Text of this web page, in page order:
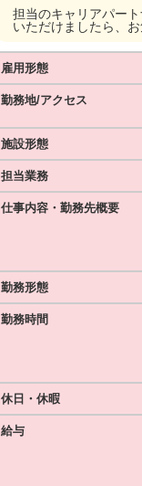
担当のキャリアパー
いただけましたら、
雇用形態
勤務地/アクセス
施設形態
担当業務
仕事内容・勤務先概要
勤務形態
勤務時間
休日・休暇
給与